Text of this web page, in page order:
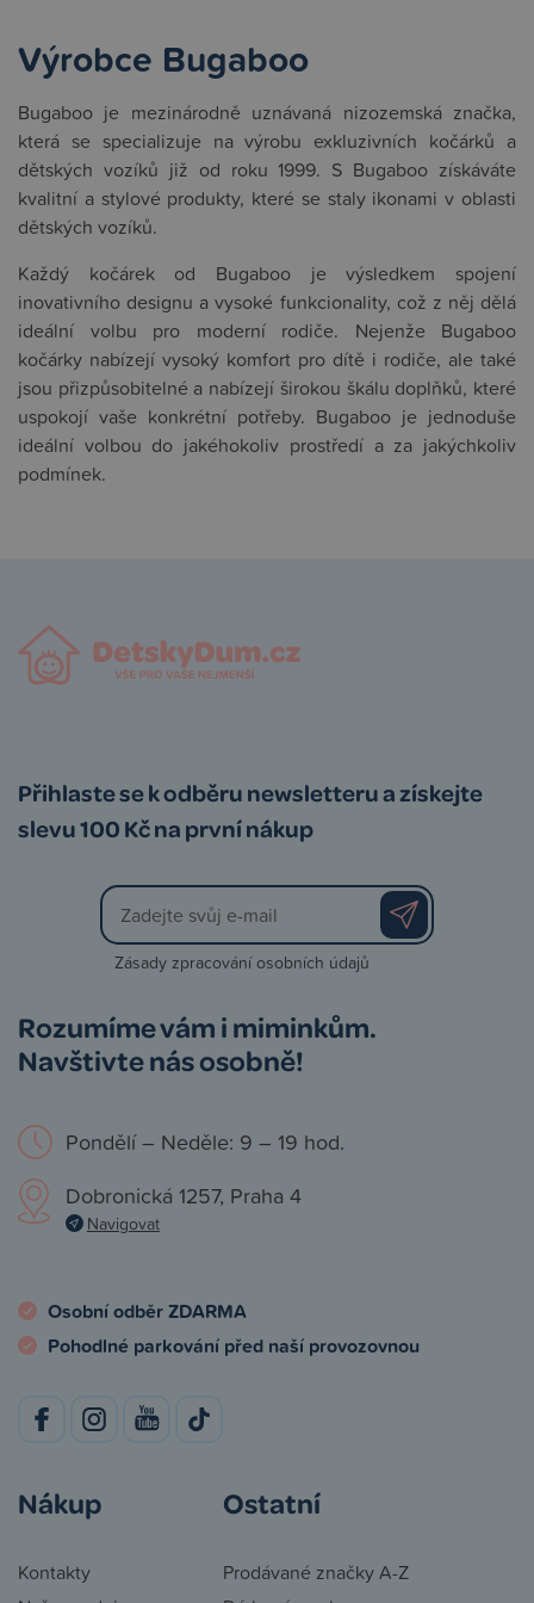
Výrobce Bugaboo
Bugaboo je mezinárodně uznávaná nizozemská značka,
která se specializuje na výrobu exkluzivních kočárků a
dětských vozíků již od roku 1999. S Bugaboo získáváte
kvalitní a stylové produkty, které se staly ikonami v oblasti
dětských vozíků.
Každý kočárek od Bugaboo je výsledkem spojení
inovativního designu a vysoké funkcionality, což z něj dělá
ideální volbu pro moderní rodiče. Nejenže Bugaboo
kočárky nabízejí vysoký komfort pro dítě i rodiče, ale také
jsou přizpůsobitelné a nabízejí širokou škálu doplňků, které
uspokojí vaše konkrétní potřeby. Bugaboo je jednoduše
ideální volbou do jakéhokoliv prostředí a za jakýchkoliv
podmínek.
Přihlaste se k odběru newsletteru a získejte
slevu 100 Kč na první nákup
Zásady zpracování osobních údajů
Rozumíme vám i miminkům.
Navštivte nás osobně!
Pondělí – Neděle: 9 – 19 hod.
Dobronická 1257, Praha 4
Navigovat
Osobní odběr ZDARMA
Pohodlné parkování před naší provozovnou
Nákup
Kontakty
Ostatní
Prodávané značky A-Z